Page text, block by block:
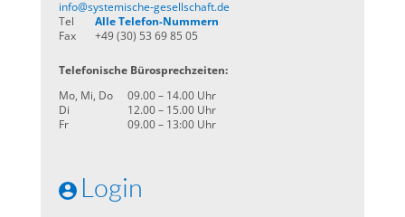
info@systemische-gesellschaft.de
Tel
Alle Telefon-Nummern
Fax
+49 (30) 53 69 85 05
Telefonische Bürosprechzeiten:
Mo, Mi, Do
09.00 – 14.00 Uhr
Di
12.00 – 15.00 Uhr
Fr
09.00 – 13:00 Uhr
Login